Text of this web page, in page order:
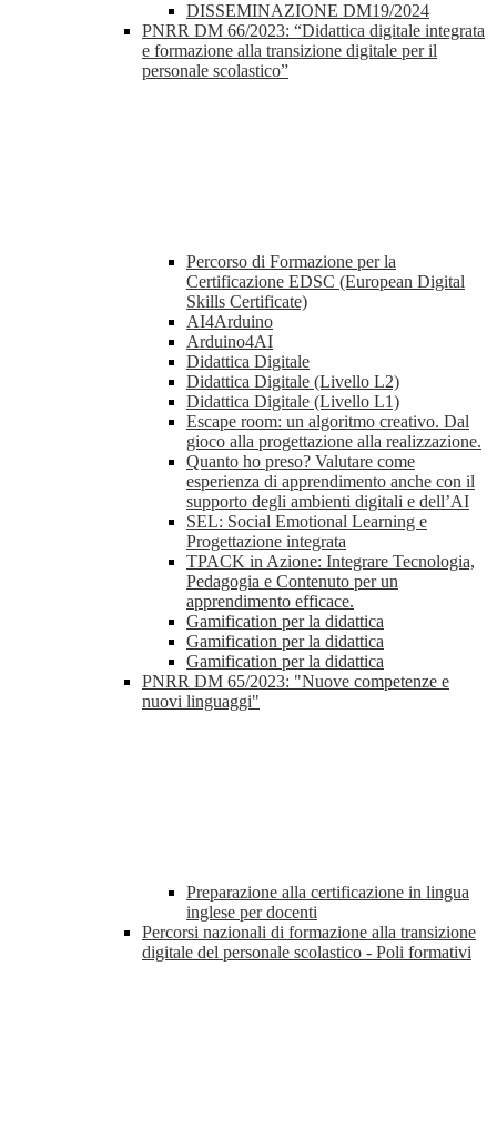
DISSEMINAZIONE DM19/2024
PNRR DM 66/2023: “Didattica digitale integrata
e formazione alla transizione digitale per il
personale scolastico”
Percorso di Formazione per la
Certificazione EDSC (European Digital
Skills Certificate)
AI4Arduino
Arduino4AI
Didattica Digitale
Didattica Digitale (Livello L2)
Didattica Digitale (Livello L1)
Escape room: un algoritmo creativo. Dal
gioco alla progettazione alla realizzazione.
Quanto ho preso? Valutare come
esperienza di apprendimento anche con il
supporto degli ambienti digitali e dell’AI
SEL: Social Emotional Learning e
Progettazione integrata
TPACK in Azione: Integrare Tecnologia,
Pedagogia e Contenuto per un
apprendimento efficace.
Gamification per la didattica
Gamification per la didattica
Gamification per la didattica
PNRR DM 65/2023: "Nuove competenze e
nuovi linguaggi"
Preparazione alla certificazione in lingua
inglese per docenti
Percorsi nazionali di formazione alla transizione
digitale del personale scolastico - Poli formativi